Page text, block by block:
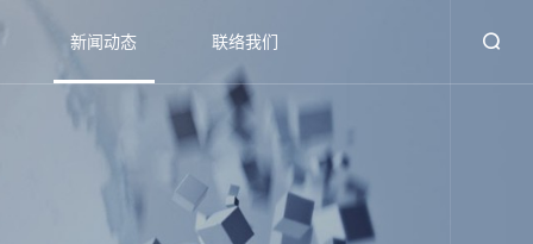
新闻动态 联络我们